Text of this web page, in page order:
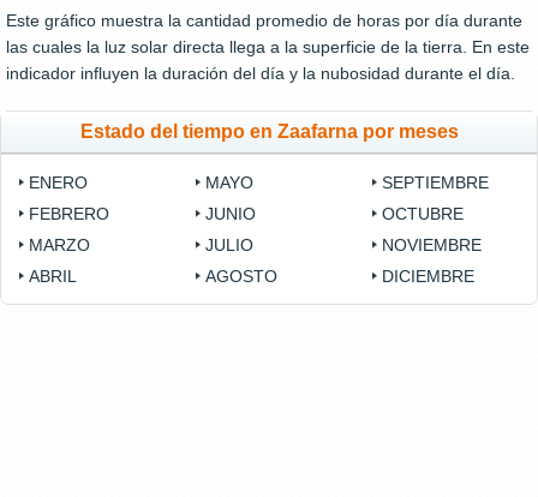
Este gráfico muestra la cantidad promedio de horas por día durante
las cuales la luz solar directa llega a la superficie de la tierra. En este
indicador influyen la duración del día y la nubosidad durante el día.
Estado del tiempo en Zaafarna por meses
ENERO
FEBRERO
MARZO
ABRIL
MAYO
JUNIO
JULIO
AGOSTO
SEPTIEMBRE
OCTUBRE
NOVIEMBRE
DICIEMBRE